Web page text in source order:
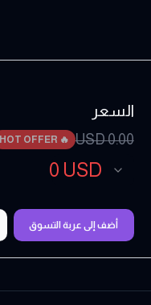
السعر
0.00
USD
🔥
HOT OFFER
0 USD
أضف إلى عربة التسوق